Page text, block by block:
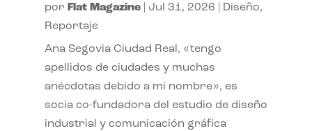
por Flat Magazine| Jul 31, 2026 Diseño,
Reportaje
Ana Segovia Ciudad Real, «tengo
apellidos de ciudades y muchas
anécdotas debido a mi nombre», es
socia co-fundadora del estudio de diseño
industrial y comunicación gráfica